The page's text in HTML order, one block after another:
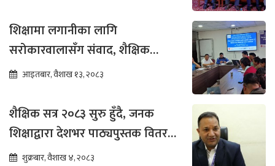
शिक्षामा लगानीका लागि
सरोकारवालासँग संवाद, शैक्षिक
सुधारमा जोड
आइतबार, वैशाख १३, २०८३
शैक्षिक सत्र २०८३ सुरु हुँदै, जनक
शिक्षाद्वारा देशभर पाठ्यपुस्तक वितरण
तीव्रशुक्रबार, वैशाख ४, २०८३